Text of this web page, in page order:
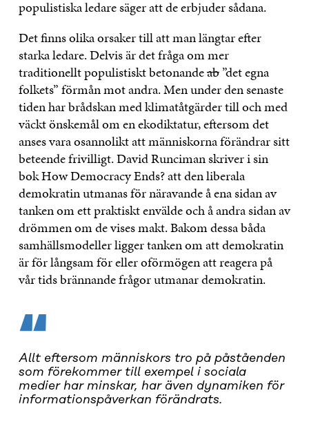
populistiska ledare säger att de erbjuder sådana.
Det finns olika orsaker till att man längtar efter
starka ledare. Delvis är det fråga om mer
traditionellt populistiskt betonandeab”det egna
folkets” förmån mot andra. Men under den senaste
tiden har brådskan med klimatåtgärder till och med
väckt önskemål om en ekodiktatur, eftersom det
anses vara osannolikt att människorna förändrar sitt
beteende frivilligt. David Runciman skriver i sin
bok How Democracy Ends? att den liberala
demokratin utmanas för näravande å ena sidan av
tanken om ett praktiskt envälde och å andra sidan av
drömmen om de vises makt. Bakom dessa båda
samhällsmodeller ligger tanken om att demokratin
är för långsam för eller oförmögen att reagera på
vår tids brännande frågor utmanar demokratin.
“
Allt eftersom människors tro på påståenden
som förekommer till exempel i sociala
medier har minskar, har även dynamiken för
informationspåverkan förändrats.